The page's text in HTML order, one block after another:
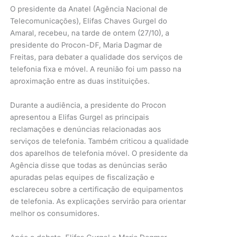
O presidente da Anatel (Agência Nacional de
Telecomunicações), Elifas Chaves Gurgel do
Amaral, recebeu, na tarde de ontem (27/10), a
presidente do Procon-DF, Maria Dagmar de
Freitas, para debater a qualidade dos serviços de
telefonia fixa e móvel. A reunião foi um passo na
aproximação entre as duas instituições.
Durante a audiência, a presidente do Procon
apresentou a Elifas Gurgel as principais
reclamações e denúncias relacionadas aos
serviços de telefonia. Também criticou a qualidade
dos aparelhos de telefonia móvel. O presidente da
Agência disse que todas as denúncias serão
apuradas pelas equipes de fiscalização e
esclareceu sobre a certificação de equipamentos
de telefonia. As explicações servirão para orientar
melhor os consumidores.